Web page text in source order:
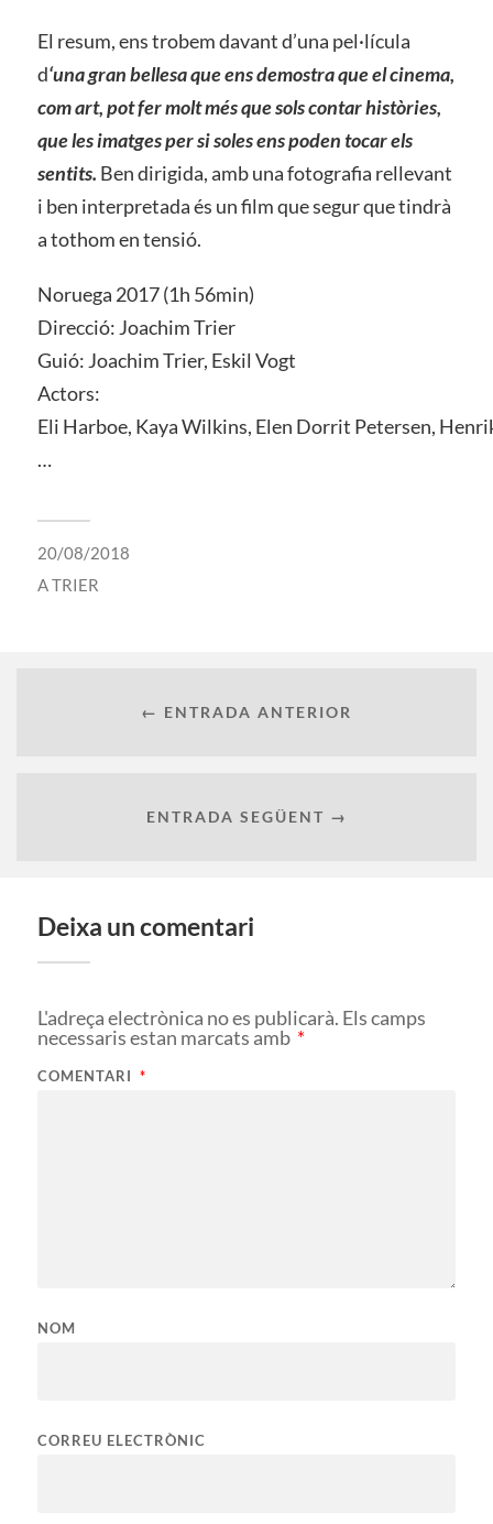
El resum, ens trobem davant d’una pel·lícula
d‘una gran bellesa que ens demostra que el cinema,
com art, pot fer molt més que sols contar històries,
que les imatges per si soles ens poden tocar els
sentits. Ben dirigida, amb una fotografia rellevant
i ben interpretada és un film que segur que tindrà
a tothom en tensió.
Noruega 2017 (1h 56min)
Direcció: Joachim Trier
Guió: Joachim Trier, Eskil Vogt
Actors:
Eli Harboe, Kaya Wilkins, Elen Dorrit Petersen,
…
20/08/2018
ATRIER
← ENTRADA ANTERIOR
ENTRADA SEGÜENT →
Deixa un comentari
L'adreça electrònica no es publicarà. Els camps
necessaris estan marcats amb *
COMENTARI *
NOM
CORREU ELECTRÒNIC